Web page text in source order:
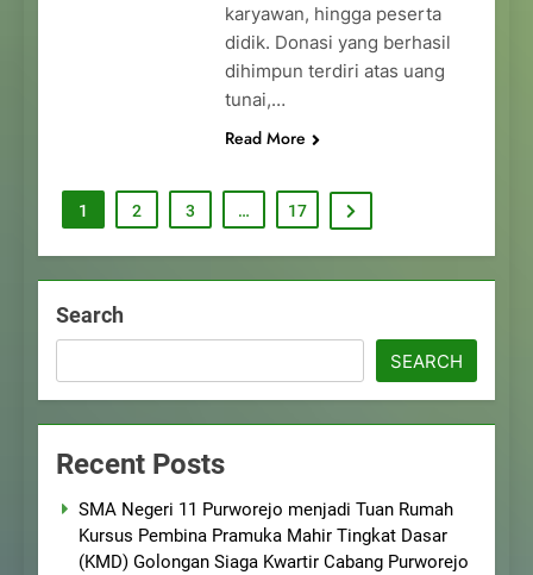
karyawan, hingga peserta
didik. Donasi yang berhasil
dihimpun terdiri atas uang
tunai,…
Read More
1 2 3 … 17
Search
SEARCH
Recent Posts
SMA Negeri 11 Purworejo menjadi Tuan Rumah
Kursus Pembina Pramuka Mahir Tingkat Dasar
(KMD) Golongan Siaga Kwartir Cabang Purworejo